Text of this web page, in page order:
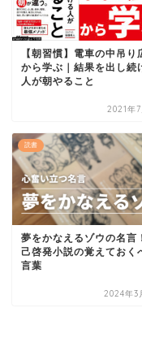
【朝習慣】電車の中吊り
から学ぶ｜結果を出し続
人が朝やること
2021年7
読書
夢をかなえるゾウの名言
己啓発小説の覚えておく
言葉
2024年3